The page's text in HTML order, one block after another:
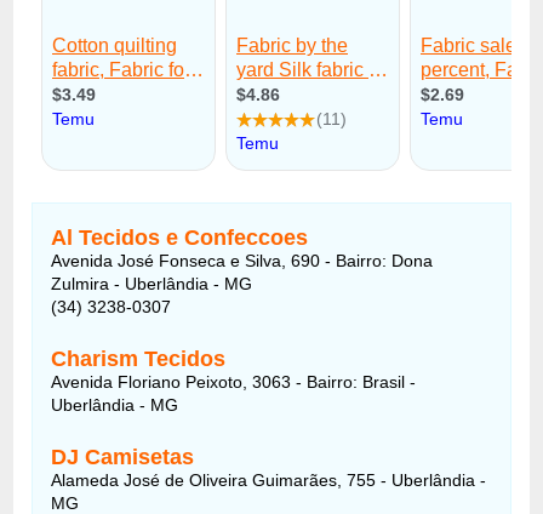
Al Tecidos e Confeccoes
Avenida José Fonseca e Silva, 690 - Bairro: Dona
Zulmira - Uberlândia - MG
(34) 3238-0307
Charism Tecidos
Avenida Floriano Peixoto, 3063 - Bairro: Brasil -
Uberlândia - MG
DJ Camisetas
Alameda José de Oliveira Guimarães, 755 - Uberlândia -
MG